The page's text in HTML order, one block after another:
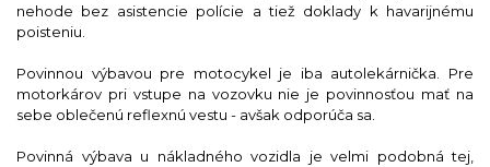
nehode bez asistencie polície a tiež doklady k havarijnému
poisteniu.
Povinnou výbavou pre motocykel je iba autolekárnička. Pre
motorkárov pri vstupe na vozovku nie je povinnosťou mať na
sebe oblečenú reflexnú vestu - avšak odporúča sa.
Povinná výbava u nákladného vozidla je velmi podobná tej,